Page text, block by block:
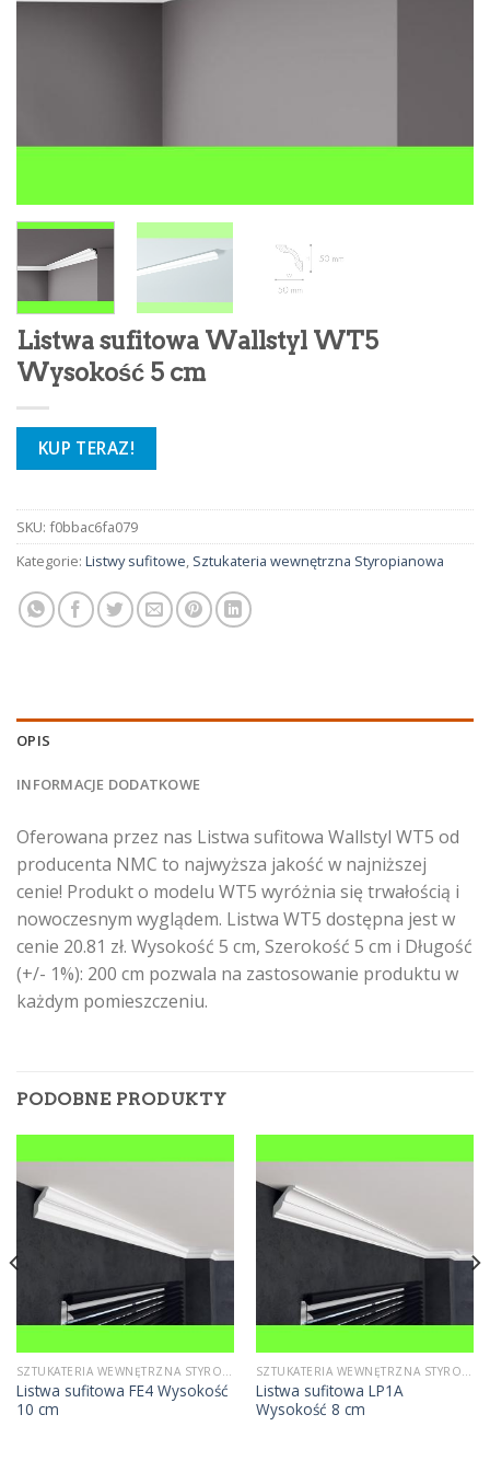
Listwa sufitowa Wallstyl WT5
Wysokość 5 cm
KUP TERAZ!
SKU: f0bbac6fa079
Kategorie: Listwy sufitowe, Sztukateria wewnętrzna Styropianowa
OPIS
INFORMACJE DODATKOWE
Oferowana przez nas Listwa sufitowa Wallstyl WT5 od
producenta NMC to najwyższa jakość w najniższej
cenie! Produkt o modelu WT5 wyróżnia się trwałością i
nowoczesnym wyglądem. Listwa WT5 dostępna jest w
cenie 20.81 zł. Wysokość 5 cm, Szerokość 5 cm i Długość
(+/- 1%): 200 cm pozwala na zastosowanie produktu w
każdym pomieszczeniu.
PODOBNE PRODUKTY
SZTUKATERIA WEWNĘTRZNA STYROPIANOWA
Listwa sufitowa FE4 Wysokość
10 cm
SZTUKATERIA WEWNĘTRZNA STYROPIANOWA
Listwa sufitowa LP1A
Wysokość 8 cm